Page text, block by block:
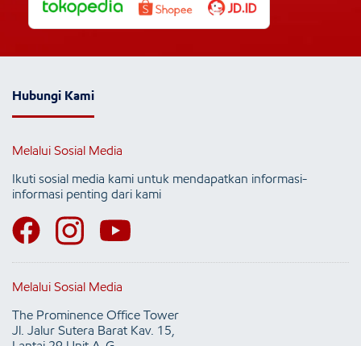
Hubungi Kami
Melalui Sosial Media
Ikuti sosial media kami untuk mendapatkan informasi-
informasi penting dari kami
Melalui Sosial Media
The Prominence Office Tower
Jl. Jalur Sutera Barat Kav. 15,